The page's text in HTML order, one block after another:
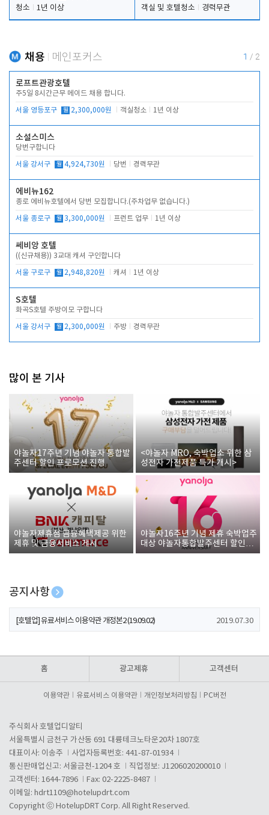
청소
1년 이상
객실 및 호텔청소
경력무관
채용 메인포커스 1 / 2
로프트관광호텔
주5일 8시간근무 메이드 채용 합니다.
서울 영등포구 월 2,300,000원 객실청소 1년 이상
소설스미스
당번구합니다
서울 강서구 월 4,924,730원 당번 경력무관
에비뉴162
종로 에비뉴호텔에서 당번 모집합니다.(주차업무 없습니다.)
서울 종로구 월 3,300,000원 프런트 업무 1년 이상
쎄비앙 호텔
((신규채용)) 3교대 캐셔 구인합니다
서울 구로구 월 2,948,820원 캐셔 1년 이상
S호텔
화곡S호텔 주방이모 구합니다
서울 강서구 월 2,300,000원 주방 경력무관
많이 본 기사
야놀자17주년 기념 야놀자 통합발
주센터 할인 프로모션 진행
<야놀자 MRO, 숙박업소 위한 삼
성전자 가전제품 특가 개시>
야놀자제휴점 금융혜택제공 위한
제휴 및 금융서비스 게시
야놀자16주년 기념 제휴 숙박업주
대상 야놀자통합발주센터 할인쿠
폰 증정
공지사항
[호텔업] 개인정보 처리방침 개정본1 (19.09.02)
[호텔업] 유료서비스 이용약관 개정본2 (19.09.02) 2019.07.30
홈 광고제휴 고객센터
이용약관 유료서비스 이용약관 개인정보처리방침 PC버전
주식회사 호텔업디알티
서울특별시 금천구 가산동 691 대륭테크노타운20차 1807호
대표이사: 이송주
사업자등록번호: 441-87-01934
통신판매업신고: 서울금천-1204 호
직업정보: J1206020200010
고객센터: 1644-7896
Fax: 02-2225-8487
이메일: hdrt1109@hotelupdrt.com
Copyright ⓒ HotelupDRT Corp. All Right Reserved.